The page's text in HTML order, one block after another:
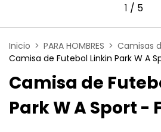
1 / 5
Inicio > PARA HOMBRES > Camisas
Camisa de Futebol Linkin Park W A
Camisa de
Park W A Sport -